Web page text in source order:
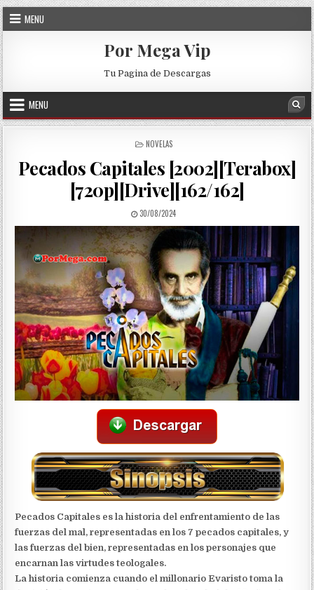
Skip to content
MENU
Por Mega Vip
Tu Pagina de Descargas
MENU
POSTED IN
NOVELAS
Pecados Capitales [2002][Terabox]
[720p][Drive][162/162]
PUBLISHED DATE:
30/08/2024
Pecados Capitales es la historia del enfrentamiento de las
fuerzas del mal, representadas en los 7 pecados capitales, y
las fuerzas del bien, representadas en los personajes que
encarnan las virtudes teologales.
La historia comienza cuando el millonario Evaristo toma la